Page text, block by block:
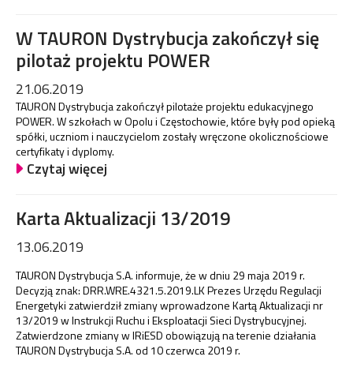
W TAURON Dystrybucja zakończył się
pilotaż projektu POWER
21.06.2019
TAURON Dystrybucja zakończył pilotaże projektu edukacyjnego
POWER. W szkołach w Opolu i Częstochowie, które były pod opieką
spółki, uczniom i nauczycielom zostały wręczone okolicznościowe
certyfikaty i dyplomy.
Czytaj więcej
Karta Aktualizacji 13/2019
13.06.2019
TAURON Dystrybucja S.A. informuje, że w dniu 29 maja 2019 r.
Decyzją znak:DRR.WRE.4321.5.2019.LKPrezes Urzędu Regulacji
Energetyki zatwierdził zmiany wprowadzone Kartą Aktualizacji nr
13/2019 w Instrukcji Ruchu i Eksploatacji Sieci Dystrybucyjnej.
Zatwierdzone zmiany w IRiESD obowiązują na terenie działania
TAURON Dystrybucja S.A. od 10 czerwca 2019 r.